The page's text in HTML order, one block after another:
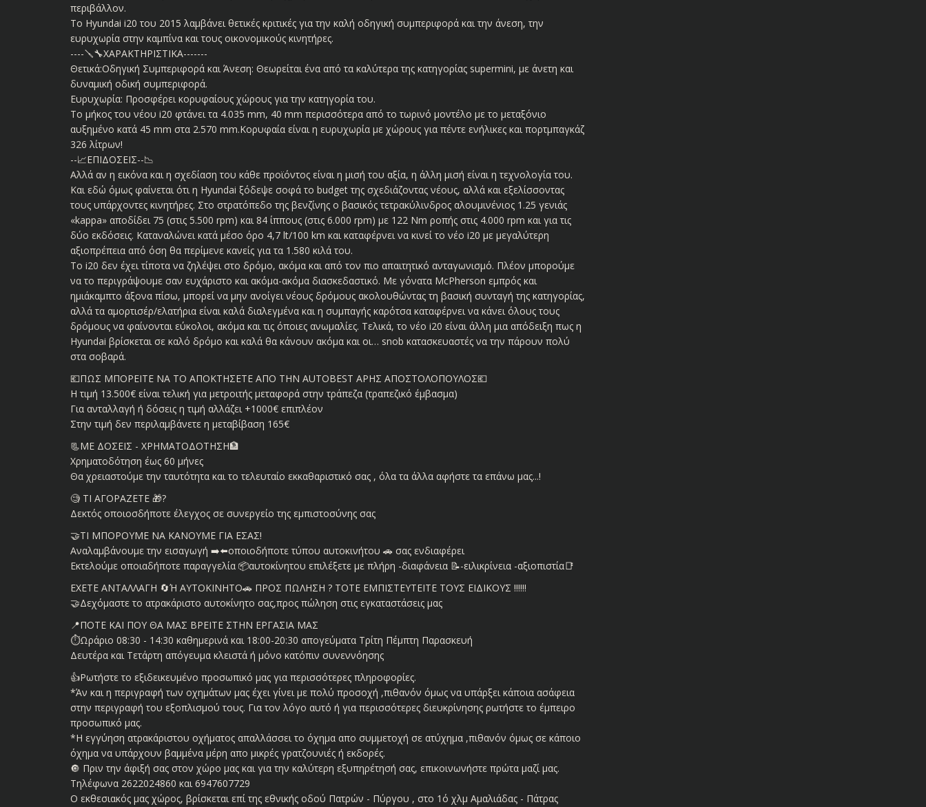
περιβάλλον.
Το Hyundai i20 του 2015 λαμβάνει θετικές κριτικές για την καλή οδηγική συμπεριφορά και την άνεση, την
ευρυχωρία στην καμπίνα και τους οικονομικούς κινητήρες.
----🪛🔧ΧΑΡΑΚΤΗΡΙΣΤΙΚΑ-------
Θετικά:Οδηγική Συμπεριφορά και Άνεση: Θεωρείται ένα από τα καλύτερα της κατηγορίας supermini, με άνετη και
δυναμική οδική συμπεριφορά.
Ευρυχωρία: Προσφέρει κορυφαίους χώρους για την κατηγορία του.
Το μήκος του νέου i20 φτάνει τα 4.035 mm, 40 mm περισσότερα από το τωρινό μοντέλο με το μεταξόνιο
αυξημένο κατά 45 mm στα 2.570 mm.Κορυφαία είναι η ευρυχωρία με χώρους για πέντε ενήλικες και πορτμπαγκάζ
326 λίτρων!
--📈ΕΠΙΔΟΣΕΙΣ--📉
Αλλά αν η εικόνα και η σχεδίαση του κάθε προϊόντος είναι η μισή του αξία, η άλλη μισή είναι η τεχνολογία του.
Και εδώ όμως φαίνεται ότι η Hyundai ξόδεψε σοφά το budget της σχεδιάζοντας νέους, αλλά και εξελίσσοντας
τους υπάρχοντες κινητήρες. Στο στρατόπεδο της βενζίνης ο βασικός τετρακύλινδρος αλουμινένιος 1.25 γενιάς
«kappa» αποδίδει 75 (στις 5.500 rpm) και 84 ίππους (στις 6.000 rpm) με 122 Nm ροπής στις 4.000 rpm και για τις
δύο εκδόσεις. Καταναλώνει κατά μέσο όρο 4,7 lt/100 km και καταφέρνει να κινεί το νέο i20 με μεγαλύτερη
αξιοπρέπεια από όση θα περίμενε κανείς για τα 1.580 κιλά του.
Το i20 δεν έχει τίποτα να ζηλέψει στο δρόμο, ακόμα και από τον πιο απαιτητικό ανταγωνισμό. Πλέον μπορούμε
να το περιγράψουμε σαν ευχάριστο και ακόμα-ακόμα διασκεδαστικό. Με γόνατα McPherson εμπρός και
ημιάκαμπτο άξονα πίσω, μπορεί να μην ανοίγει νέους δρόμους ακολουθώντας τη βασική συνταγή της κατηγορίας,
αλλά τα αμορτισέρ/ελατήρια είναι καλά διαλεγμένα και η συμπαγής καρότσα καταφέρνει να κάνει όλους τους
δρόμους να φαίνονται εύκολοι, ακόμα και τις όποιες ανωμαλίες. Τελικά, το νέο i20 είναι άλλη μια απόδειξη πως η
Hyundai βρίσκεται σε καλό δρόμο και καλά θα κάνουν ακόμα και οι… snob κατασκευαστές να την πάρουν πολύ
στα σοβαρά.
💶ΠΩΣ ΜΠΟΡΕΙΤΕ ΝΑ ΤΟ ΑΠΟΚΤΗΣΕΤΕ ΑΠΟ ΤΗΝ AUTOBEST ΑΡΗΣ ΑΠΟΣΤΟΛΟΠΟΥΛΟΣ💶
Η τιμή 13.500€ είναι τελική για μετροιτής μεταφορά στην τράπεζα (τραπεζικό έμβασμα)
Για ανταλλαγή ή δόσεις η τιμή αλλάζει +1000€ επιπλέον
Στην τιμή δεν περιλαμβάνετε η μεταβίβαση 165€
📃ΜΕ ΔΟΣΕΙΣ - ΧΡΗΜΑΤΟΔΟΤΗΣΗ🏦
Χρηματοδότηση έως 60 μήνες
Θα χρειαστούμε την ταυτότητα και το τελευταίο εκκαθαριστικό σας , όλα τα άλλα αφήστε τα επάνω μας...!
🧐 ΤΙ ΑΓΟΡΑΖΕΤΕ 🎁?
Δεκτός οποιοσδήποτε έλεγχος σε συνεργείο της εμπιστοσύνης σας
🤝ΤΙ ΜΠΟΡΟΥΜΕ ΝΑ ΚΑΝΟΥΜΕ ΓΙΑ ΕΣΑΣ!
Αναλαμβάνουμε την εισαγωγή ➡️⬅️οποιοδήποτε τύπου αυτοκινήτου 🚗 σας ενδιαφέρει
Εκτελούμε οποιαδήποτε παραγγελία 📦αυτοκίνητου επιλέξετε με πλήρη -διαφάνεια 📝-ειλικρίνεια -αξιοπιστία📑
ΕΧΕΤΕ ΑΝΤΑΛΛΑΓΗ 🔄Ή ΑΥΤΟΚΙΝΗΤΟ🚗 ΠΡΟΣ ΠΩΛΗΣΗ ? ΤΟΤΕ ΕΜΠΙΣΤΕΥΤΕΙΤΕ ΤΟΥΣ ΕΙΔΙΚΟΥΣ !!!!!!
🤝Δεχόμαστε το ατρακάριστο αυτοκίνητο σας,προς πώληση στις εγκαταστάσεις μας
📍ΠΟΤΕ ΚΑΙ ΠΟΥ ΘΑ ΜΑΣ ΒΡΕΙΤΕ ΣΤΗΝ ΕΡΓΑΣΙΑ ΜΑΣ
⏱️Ωράριο 08:30 - 14:30 καθημερινά και 18:00-20:30 απογεύματα Τρίτη Πέμπτη Παρασκευή
Δευτέρα και Τετάρτη απόγευμα κλειστά ή μόνο κατόπιν συνεννόησης
👍Ρωτήστε το εξιδεικευμένο προσωπικό μας για περισσότερες πληροφορίες.
*Άν και η περιγραφή των οχημάτων μας έχει γίνει με πολύ προσοχή ,πιθανόν όμως να υπάρξει κάποια ασάφεια
στην περιγραφή του εξοπλισμού τους. Για τον λόγο αυτό ή για περισσότερες διευκρίνησης ρωτήστε το έμπειρο
προσωπικό μας.
*Η εγγύηση ατρακάριστου οχήματος απαλλάσσει το όχημα απο συμμετοχή σε ατύχημα ,πιθανόν όμως σε κάποιο
όχημα να υπάρχουν βαμμένα μέρη απο μικρές γρατζουνιές ή εκδορές.
🔘 Πριν την άφιξή σας στον χώρο μας και για την καλύτερη εξυπηρέτησή σας, επικοινωνήστε πρώτα μαζί μας.
Τηλέφωνα 2622024860 και 6947607729
Ο εκθεσιακός μας χώρος, βρίσκεται επί της εθνικής οδού Πατρών - Πύργου , στο 1ό χλμ Αμαλιάδας - Πάτρας